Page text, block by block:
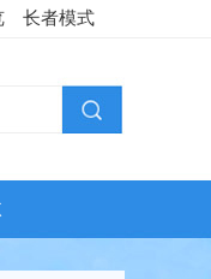
长者模式